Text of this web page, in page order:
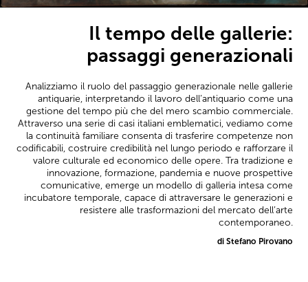
Il tempo delle gallerie:
passaggi generazionali
Analizziamo il ruolo del passaggio generazionale nelle gallerie
antiquarie, interpretando il lavoro dell’antiquario come una
gestione del tempo più che del mero scambio commerciale.
Attraverso una serie di casi italiani emblematici, vediamo come
la continuità familiare consenta di trasferire competenze non
codificabili, costruire credibilità nel lungo periodo e rafforzare il
valore culturale ed economico delle opere. Tra tradizione e
innovazione, formazione, pandemia e nuove prospettive
comunicative, emerge un modello di galleria intesa come
incubatore temporale, capace di attraversare le generazioni e
resistere alle trasformazioni del mercato dell’arte
contemporaneo.
di Stefano Pirovano